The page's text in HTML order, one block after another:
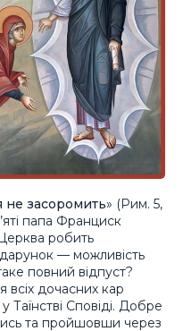
не засоромить» (Рим. 5,
папа Франциск
робить
— можливість
повний відпуст?
дочасних кар
Таїнстві Сповіді. Добре
та пройшовши через